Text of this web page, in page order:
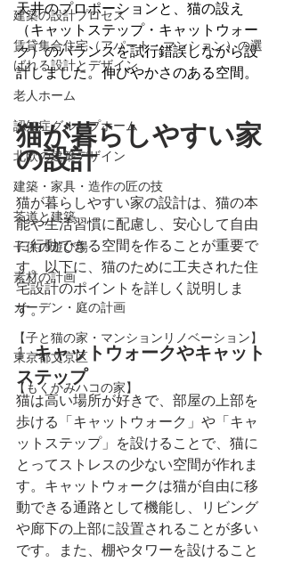
建築の設計プロセス
賃貸集合住宅（アパート・マンション）の選
ばれる設計とデザイン
老人ホーム
認知症グループホーム
北欧の建築デザイン
建築・家具・造作の匠の技
茶道と建築
子供の遊び場
素材の計画
ガーデン・庭の計画
【子と猫の家・マンションリノベーション】
東京都文京区
【もくかみハコの家】
天井のプロポーションと、猫の設え
（キャットステップ・キャットウォー
ク）のバランスを試行錯誤しながら設
計しました。伸びやかさのある空間。
猫が暮らしやすい家
の設計
猫が暮らしやすい家の設計は、猫の本
能や生活習慣に配慮し、安心して自由
に行動できる空間を作ることが重要で
す。以下に、猫のために工夫された住
宅設計のポイントを詳しく説明しま
す。
1. キャットウォークやキャット
ステップ
猫は高い場所が好きで、部屋の上部を
歩ける「キャットウォーク」や「キャ
ットステップ」を設けることで、猫に
とってストレスの少ない空間が作れま
す。キャットウォークは猫が自由に移
動できる通路として機能し、リビング
や廊下の上部に設置されることが多い
です。また、棚やタワーを設けること